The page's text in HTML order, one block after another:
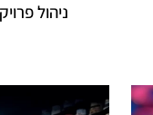
ניהול